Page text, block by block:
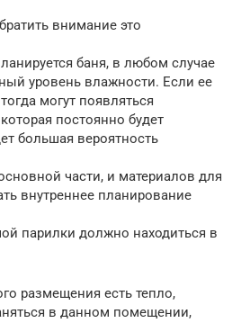
внимание это
баня, в любом случае
уровень влажности. Если ее
могут появляться
постоянно будет
большая вероятность
части, и материалов для
внутреннее планирование
парилки должно находиться в
размещения есть тепло,
в данном помещении,